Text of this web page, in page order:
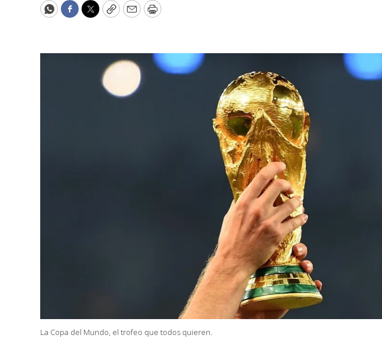
WhatsApp
Facebook
Twitter
CopyEmailPrint
La Copa del Mundo, el trofeo que todos quieren.